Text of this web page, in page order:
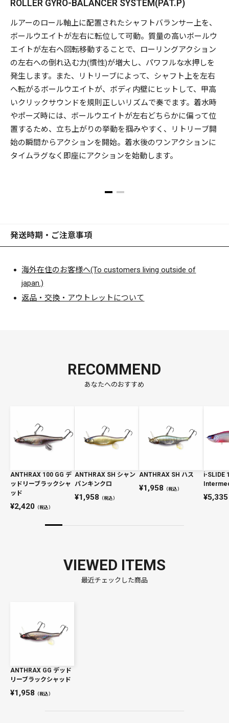
ROLLER GYRO-BALANCER SYSTEM(PAT.P)
ルアーのロール軸上に配置されたシャフトバランサー上を、
ボールウエイトが左右に転位して可動。質量の高いボールウ
エイトが左右へ回転移動することで、ローリングアクション
の左右への倒れ込む力(慣性)が増大し、パワフルな水押しを
発生します。また、リトリーブによって、シャフト上を左右
へ転がるボールウエイトが、ボディ内壁にヒットして、甲高
いクリックサウンドを規則正しいリズムで奏でます。着水時
やポーズ時には、ボールウエイトが左右どちらかに偏って位
置するため、立ち上がりの挙動を掴みやすく、リトリーブ開
始の瞬間からアクションを開始。着水後のワンアクションに
タイムラグなく即座にアクションを始動します。
発送時期・ご注意事項
海外在住のお客様へ(To customers living outside of
japan.)
返品・交換・アウトレットについて
RECOMMEND
あなたへのおすすめ
ANTHRAX 100 GG デ
ッドリーブラックシャ
ッド
2,420 （税込）
ANTHRAX SH シャン
パンキンクロ
1,958 （税込）
ANTHRAX SH ハス
1,958 （税込）
i-SLIDE
5,335
VIEWED ITEMS
最近チェックした商品
ANTHRAX GG デッド
リーブラックシャッド
1,958 （税込）